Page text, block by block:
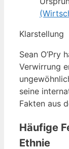
Klarstellung
Sean O’Pry
Verwirrung
seine
Fakten aus
Häufige
Ethnie